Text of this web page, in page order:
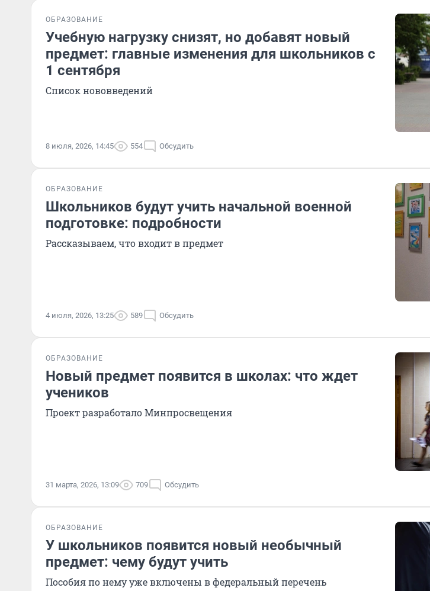
ОБРАЗОВАНИЕ
Учебную нагрузку снизят, но добавят новый
предмет: главные изменения для школьников с
1 сентября
Список нововведений
8 июля, 2026, 14:45 554 Обсудить
ОБРАЗОВАНИЕ
Школьников будут учить начальной военной
подготовке: подробности
Рассказываем, что входит в предмет
4 июля, 2026, 13:25 589 Обсудить
ОБРАЗОВАНИЕ
Новый предмет появится в школах: что ждет
учеников
Проект разработало Минпросвещения
31 марта, 2026, 13:09 709 Обсудить
ОБРАЗОВАНИЕ
У школьников появится новый необычный
предмет: чему будут учить
Пособия по нему уже включены в федеральный перечень